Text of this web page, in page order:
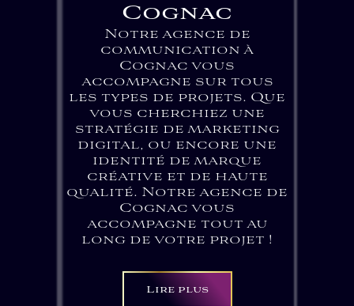
Cognac
Notre agence de
communication à
Cognac vous
accompagne sur tous
les types de projets. Que
vous cherchiez une
stratégie de marketing
digital, ou encore une
identité de marque
créative et de haute
qualité. Notre agence de
Cognac vous
accompagne tout au
long de votre projet !
Lire plus